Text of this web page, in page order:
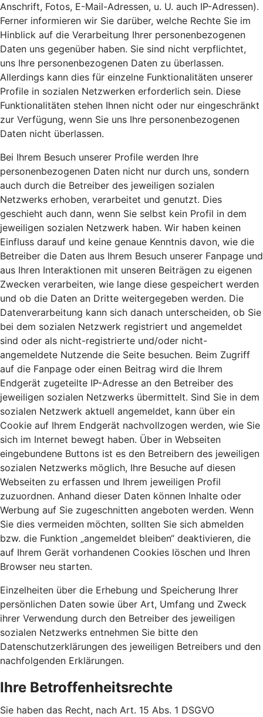
Anschrift, Fotos, E-Mail-Adressen, u. U. auch IP-Adressen).
Ferner informieren wir Sie darüber, welche Rechte Sie im
Hinblick auf die Verarbeitung Ihrer personenbezogenen
Daten uns gegenüber haben. Sie sind nicht verpflichtet,
uns Ihre personenbezogenen Daten zu überlassen.
Allerdings kann dies für einzelne Funktionalitäten unserer
Profile in sozialen Netzwerken erforderlich sein. Diese
Funktionalitäten stehen Ihnen nicht oder nur eingeschränkt
zur Verfügung, wenn Sie uns Ihre personenbezogenen
Daten nicht überlassen.
Bei Ihrem Besuch unserer Profile werden Ihre
personenbezogenen Daten nicht nur durch uns, sondern
auch durch die Betreiber des jeweiligen sozialen
Netzwerks erhoben, verarbeitet und genutzt. Dies
geschieht auch dann, wenn Sie selbst kein Profil in dem
jeweiligen sozialen Netzwerk haben. Wir haben keinen
Einfluss darauf und keine genaue Kenntnis davon, wie die
Betreiber die Daten aus Ihrem Besuch unserer Fanpage und
aus Ihren Interaktionen mit unseren Beiträgen zu eigenen
Zwecken verarbeiten, wie lange diese gespeichert werden
und ob die Daten an Dritte weitergegeben werden. Die
Datenverarbeitung kann sich danach unterscheiden, ob Sie
bei dem sozialen Netzwerk registriert und angemeldet
sind oder als nicht-registrierte und/oder nicht-
angemeldete Nutzende die Seite besuchen. Beim Zugriff
auf die Fanpage oder einen Beitrag wird die Ihrem
Endgerät zugeteilte IP-Adresse an den Betreiber des
jeweiligen sozialen Netzwerks übermittelt. Sind Sie in dem
sozialen Netzwerk aktuell angemeldet, kann über ein
Cookie auf Ihrem Endgerät nachvollzogen werden, wie Sie
sich im Internet bewegt haben. Über in Webseiten
eingebundene Buttons ist es den Betreibern des jeweiligen
sozialen Netzwerks möglich, Ihre Besuche auf diesen
Webseiten zu erfassen und Ihrem jeweiligen Profil
zuzuordnen. Anhand dieser Daten können Inhalte oder
Werbung auf Sie zugeschnitten angeboten werden. Wenn
Sie dies vermeiden möchten, sollten Sie sich abmelden
bzw. die Funktion „angemeldet bleiben“ deaktivieren, die
auf Ihrem Gerät vorhandenen Cookies löschen und Ihren
Browser neu starten.
Einzelheiten über die Erhebung und Speicherung Ihrer
persönlichen Daten sowie über Art, Umfang und Zweck
ihrer Verwendung durch den Betreiber des jeweiligen
sozialen Netzwerks entnehmen Sie bitte den
Datenschutzerklärungen des jeweiligen Betreibers und den
nachfolgenden Erklärungen.
Ihre Betroffenheitsrechte
Sie haben das Recht, nach Art. 15 Abs. 1 DSGVO